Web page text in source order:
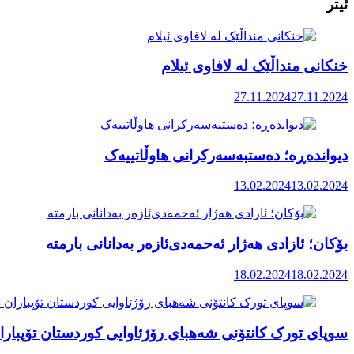
ئیتر
خنکانی منداڵێک لە لافاوی ئیلام
27.11.202427.11.2024
دیواندەڕە؛ دەستبەسەرکرانی هاوڵاتییەک
13.02.202413.02.2024
بۆکان؛ ئازادی هەژار ئەحمەدی‌ئازەر بەدانانی بارمتە
18.02.202418.02.2024
سوپای تورک کانتۆنی شەهبای رۆژئاوایی کوردستان